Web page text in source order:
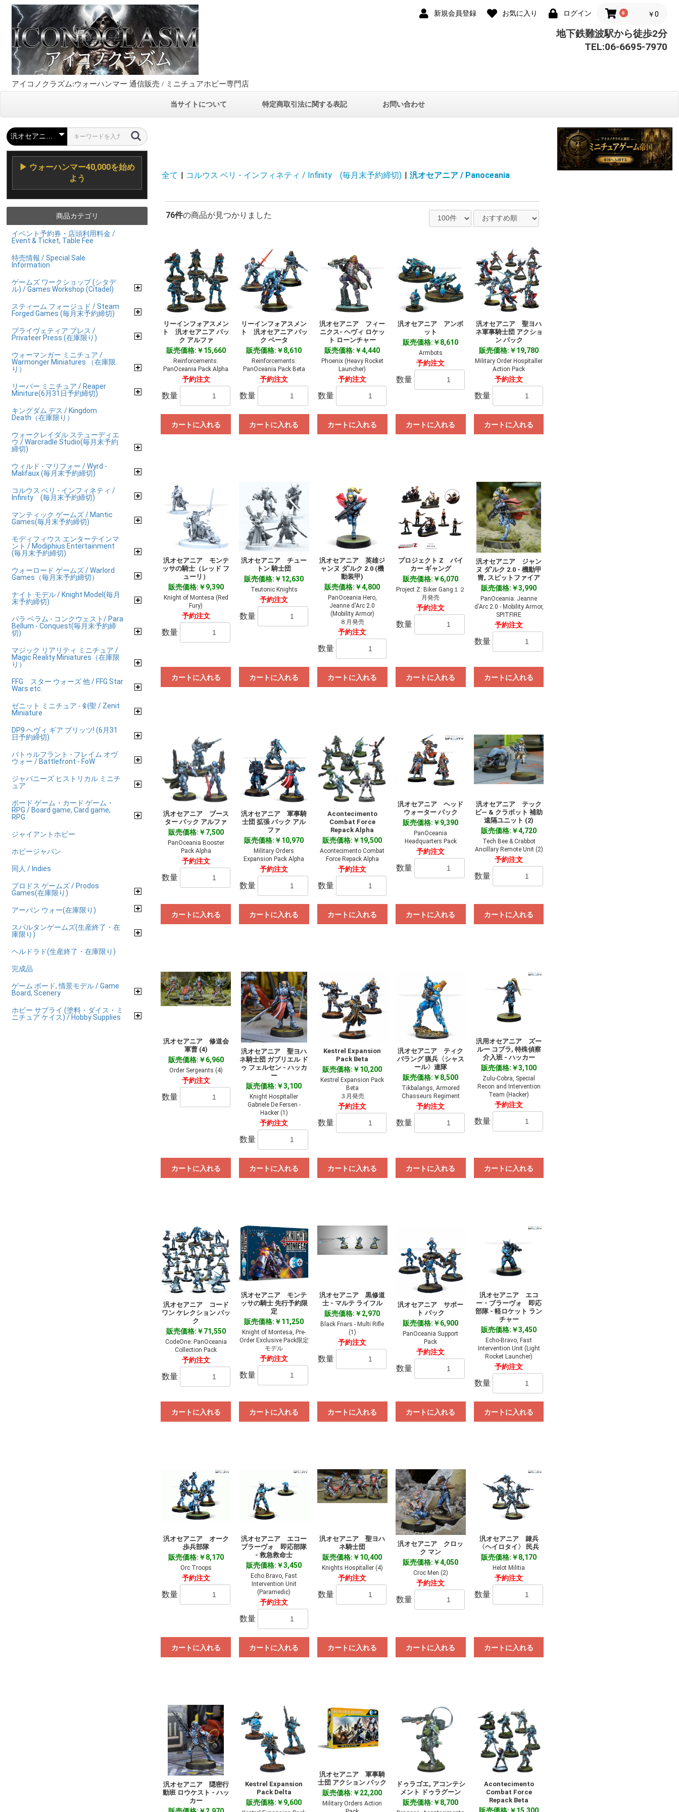
新規会員登録 お気に入り ログイン 0 ￥0
アイコノクラズム:ウォーハンマー 通信販売 / ミニチュアホビー専門店
地下鉄難波駅から徒歩2分
TEL:06-6695-7970
当サイトについて 特定商取引法に関する表記 お問い合わせ
▶ ウォーハンマー40,000を始め
よう
商品カテゴリ
イベント予約券・店頭利用料金 /
Event & Ticket, Table Fee
特売情報 / Special Sale
Information
ゲームズ ワークショップ (シタデ
ル) / Games Workshop (Citadel)
スティーム フォージュド / Steam
Forged Games (毎月末予約締切)
プライヴェティア プレス /
Privateer Press (在庫限り)
ウォーマンガー ミニチュア /
Warmonger Miniatures （在庫限
り）
リーパー ミニチュア / Reaper
Miniture(6月31日予約締切)
キングダム デス / Kingdom
Death（在庫限り）
ウォークレイダル ステューディエ
ウ / Warcradle Studio(毎月末予約
締切)
ウィルド - マリフォー / Wyrd -
Malifaux (毎月末予約締切)
コルウス ベリ - インフィネティ /
Infinity (毎月末予約締切)
マンティック ゲームズ / Mantic
Games(毎月末予約締切)
モディフィウス エンターテインマ
ント / Modiphius Entertainment
(毎月末予約締切)
ウォーロード ゲームズ / Warlord
Games（毎月末予約締切）
ナイト モデル / Knight Model(毎月
末予約締切)
パラ ベラム - コンクウェスト/ Para
Bellum - Conquest(毎月末予約締
切)
マジック リアリティ ミニチュア /
Magic Reality Miniatures（在庫限
り）
FFG スター ウォーズ 他 / FFG Star
Wars etc.
ゼニット ミニチュア - 剣聖 / Zenit
Miniature
DP9 ヘヴィ ギア ブリッツ! (6月31
日予約締切)
バトゥルフラント - フレイム オヴ
ウォー / Battlefront - FoW
ジャパニーズ ヒストリカル ミニチ
ュア
ボード ゲーム・カード ゲーム・
RPG / Board game, Card game,
RPG
ジャイアントホビー
ホビージャパン
同人 / Indies
プロドス ゲームズ / Prodos
Games(在庫限り)
アーバン ウォー(在庫限り)
スパルタンゲームズ(生産終了・在
庫限り)
ヘルドラド(生産終了・在庫限り)
完成品
ゲーム ボード, 情景モデル / Game
Board, Scenery
ホビー サプライ (塗料・ダイス・ミ
ニチュア ケイス) / Hobby Supplies
全て | コルウス ベリ - インフィネティ / Infinity (毎月末予約締切) | 汎オセアニア / Panoceania
76件の商品が見つかりました
リーインフォアスメン
ト 汎オセアニア パッ
ク アルファ
販売価格:￥15,660
Reinforcements:
PanOceania Pack Alpha
予約注文
数量
カートに入れる
リーインフォアスメン
ト 汎オセアニア パッ
ク ベータ
販売価格:￥8,610
Reinforcements:
PanOceania Pack Beta
予約注文
数量
カートに入れる
汎オセアニア フィー
ニクス- ヘヴィ ロケッ
ト ローンチャー
販売価格:￥4,440
Phoenix (Heavy Rocket
Launcher)
予約注文
数量
カートに入れる
汎オセアニア アンボ
ット
販売価格:￥8,610
Armbots
予約注文
数量
カートに入れる
汎オセアニア 聖ヨハ
ネ軍事騎士団 アクショ
ン パック
販売価格:￥19,780
Military Order Hospitaller
Action Pack
予約注文
数量
カートに入れる
汎オセアニア モンテ
ッサの騎士（レッド フ
ューリ）
販売価格:￥9,390
Knight of Montesa (Red
Fury)
予約注文
数量
カートに入れる
汎オセアニア チュー
トン 騎士団
販売価格:￥12,630
Teutonic Knights
予約注文
数量
カートに入れる
汎オセアニア 英雄ジ
ャンヌ ダ'ルク 2.0 (機
動装甲)
販売価格:￥4,800
PanOceania Hero,
Jeanne d'Arc 2.0
(Mobility Armor)
８月発売
予約注文
数量
カートに入れる
プロジェクト Z バイ
カー ギャング
販売価格:￥6,070
Project Z: Biker Gang１２
月発売
予約注文
数量
カートに入れる
汎オセアニア ジャン
ヌ ダ'ルク 2.0 - 機動甲
冑, スピットファイア
販売価格:￥3,990
PanOceania: Jeanne
d'Arc 2.0 - Mobility Armor,
SPITFIRE
予約注文
数量
カートに入れる
汎オセアニア ブース
ター パック アルファ
販売価格:￥7,500
PanOceania Booster
Pack Alpha
予約注文
数量
カートに入れる
汎オセアニア 軍事騎
士団 拡張 パック アル
ファ
販売価格:￥10,970
Military Orders
Expansion Pack Alpha
予約注文
数量
カートに入れる
Acontecimento
Combat Force
Repack Alpha
販売価格:￥19,500
Acontecimento Combat
Force Repack Alpha
予約注文
数量
カートに入れる
汎オセアニア ヘッド
ウォーター パック
販売価格:￥9,390
PanOceania
Headquarters Pack
予約注文
数量
カートに入れる
汎オセアニア テック
ビ― & クラボット 補助
遠隔ユニット (2)
販売価格:￥4,720
Tech Bee & Crabbot
Ancillary Remote Unit (2)
予約注文
数量
カートに入れる
汎オセアニア 修道会
軍曹 (4)
販売価格:￥6,960
Order Sergeants (4)
予約注文
数量
カートに入れる
汎オセアニア 聖ヨハ
ネ騎士団 ガブリエル ド
ゥ フェルセン - ハッカ
ー
販売価格:￥3,100
Knight Hospitaller
Gabriele De Fersen -
Hacker (1)
予約注文
数量
カートに入れる
Kestrel Expansion
Pack Beta
販売価格:￥10,200
Kestrel Expansion Pack
Beta
３月発売
予約注文
数量
カートに入れる
汎オセアニア ティク
バラング 猟兵〈シャス
ール〉連隊
販売価格:￥8,500
Tikbalangs, Armored
Chasseurs Regiment
予約注文
数量
カートに入れる
汎用オセアニア ズー
ルー コブラ, 特殊偵察
介入班 - ハッカー
販売価格:￥3,100
Zulu-Cobra, Special
Recon and Intervention
Team (Hacker)
予約注文
数量
カートに入れる
汎オセアニア コード
ワン ケレクション パッ
ク
販売価格:￥71,550
CodeOne: PanOceania
Collection Pack
予約注文
数量
カートに入れる
汎オセアニア モンテ
ッサの騎士 先行予約限
定
販売価格:￥11,250
Knight of Montesa, Pre-
Order Exclusive Pack限定
モデル
予約注文
数量
カートに入れる
汎オセアニア 黒修道
士 - マルテ ライフル
販売価格:￥2,970
Black Friars - Multi Rifle
(1)
予約注文
数量
カートに入れる
汎オセアニア サポー
ト パック
販売価格:￥6,900
PanOceania Support
Pack
予約注文
数量
カートに入れる
汎オセアニア エコ
ー・ブラーヴォ 即応
部隊 - 軽ロケット ラン
チャー
販売価格:￥3,450
Echo-Bravo, Fast
Intervention Unit (Light
Rocket Launcher)
予約注文
数量
カートに入れる
汎オセアニア オーク
歩兵部隊
販売価格:￥8,170
Orc Troops
予約注文
数量
カートに入れる
汎オセアニア エコー
ブラーヴォ 即応部隊
- 救急救命士
販売価格:￥3,450
Echo Bravo, Fast
Intervention Unit
(Paramedic)
予約注文
数量
カートに入れる
汎オセアニア 聖ヨハ
ネ騎士団
販売価格:￥10,400
Knights Hospitaller (4)
予約注文
数量
カートに入れる
汎オセアニア クロッ
ク マン
販売価格:￥4,050
Croc Men (2)
予約注文
数量
カートに入れる
汎オセアニア 隷兵
〈ヘイロタイ〉 民兵
販売価格:￥8,170
Helot Militia
予約注文
数量
カートに入れる
汎オセアニア 隠密行
動班 ロウケスト - ハッ
カー
Kestrel Expansion
Pack Delta
販売価格:￥9,600
汎オセアニア 軍事騎
士団 アクション パック
販売価格:￥22,200
Military Orders Action
ドゥラゴエ, アコンテシ
メント ドゥラグーン
販売価格:￥8,700
Acontecimento
Combat Force
Repack Beta
お買い物を続ける